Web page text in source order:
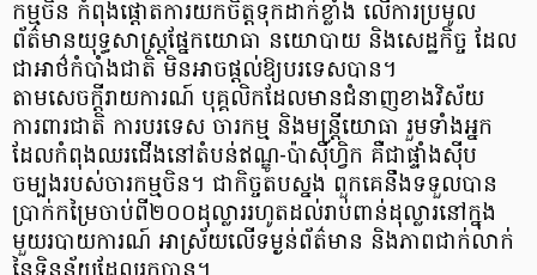
កម្មចិន កំពុងផ្តោតការយកចិត្តទុកដាក់ខ្លាំង លើការប្រមូល
ព័ត៌មានយុទ្ធសាស្ត្រផ្នែកយោធា នយោបាយ និងសេដ្ឋកិច្ច ដែល
ជាអាថ៌កំបាំងជាតិ មិនអាចផ្តល់ឱ្យបរទេសបាន។
តាមសេចក្តីរាយការណ៍ បុគ្គលិកដែលមានជំនាញខាងវិស័យ
ការពារជាតិ ការបរទេស ចារកម្ម និងមន្ត្រីយោធា រួមទាំងអ្នក
ដែលកំពុងឈរជើងនៅតំបន់ឥណ្ឌូ-ប៉ាស៊ីហ្វិក គឺជាផ្ទាំងស៊ីប
ចម្បងរបស់ចារកម្មចិន។ ជាកិច្ចតបស្នង ពួកគេនឹងទទួលបាន
ប្រាក់កម្រៃចាប់ពី២០០ដុល្លាររហូតដល់រាប់ពាន់ដុល្លារនៅក្នុង
មួយរបាយការណ៍ អាស្រ័យលើទម្ងន់ព័ត៌មាន និងភាពជាក់លាក់